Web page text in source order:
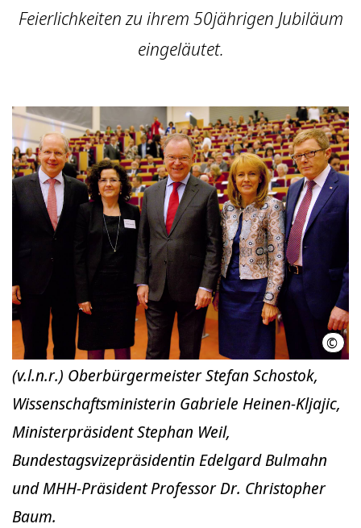
Feierlichkeiten zu ihrem 50jährigen Jubiläum
eingeläutet.
©
(v.l.n.r.) Oberbürgermeister Stefan Schostok,
Wissenschaftsministerin Gabriele Heinen-Kljajic,
Ministerpräsident Stephan Weil,
Bundestagsvizepräsidentin Edelgard Bulmahn
und MHH-Präsident Professor Dr. Christopher
Baum.